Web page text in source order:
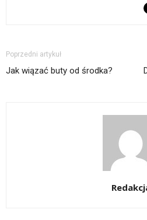
Poprzedni artykuł
Jak wiązać buty od środka?